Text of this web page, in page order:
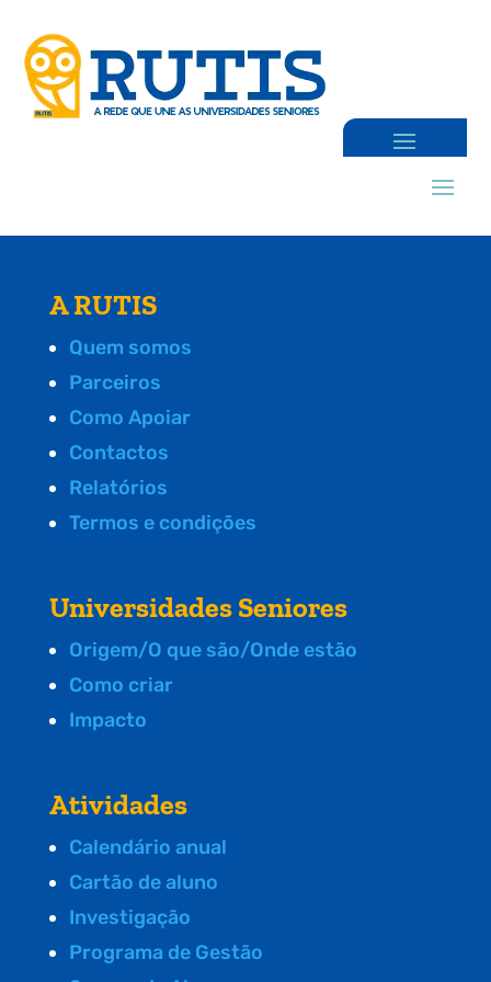
A RUTIS
Quem somos
Parceiros
Como Apoiar
Contactos
Relatórios
Termos e condições
Universidades Seniores
Origem/O que são/Onde estão
Como criar
Impacto
Atividades
Calendário anual
Cartão de aluno
Investigação
Programa de Gestão